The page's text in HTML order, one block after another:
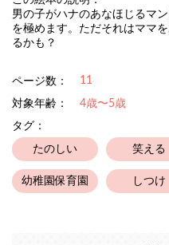
男の子がハナのあなほじるマ
を極めます。ただそれはママ
るかも？
ページ数： 11
対象年齢：
4歳〜5歳
タグ：
たのしい 笑える
幼稚園保育園 しつけ